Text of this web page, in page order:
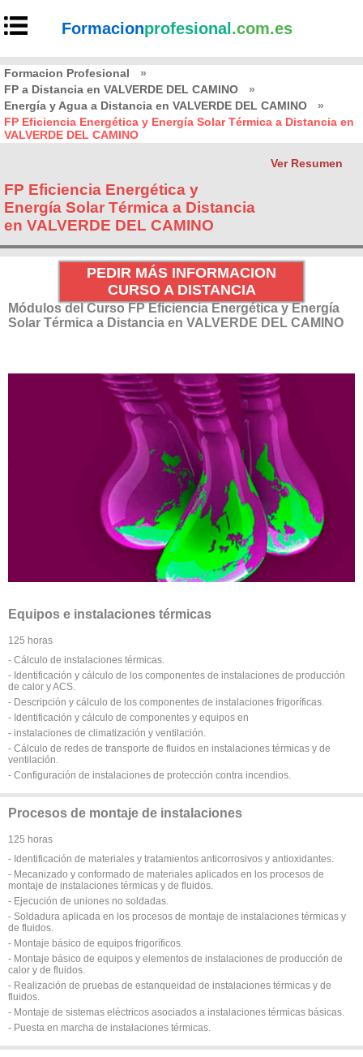
Formacionprofesional .com.es
Formacion Profesional
»
FP a Distancia en VALVERDE DEL CAMINO
»
Energía y Agua a Distancia en VALVERDE DEL CAMINO
»
FP Eficiencia Energética y Energía Solar Térmica a Distancia en
VALVERDE DEL CAMINO
Ver Resumen
FP Eficiencia Energética y
Energía Solar Térmica a Distancia
en VALVERDE DEL CAMINO
PEDIR MÁS INFORMACION
CURSO A DISTANCIA
Módulos del Curso FP Eficiencia Energética y Energía
Solar Térmica a Distancia en VALVERDE DEL CAMINO
Equipos e instalaciones térmicas
125 horas
- Cálculo de instalaciones térmicas.
- Identificación y cálculo de los componentes de instalaciones de producción
de calor y ACS.
- Descripción y cálculo de los componentes de instalaciones frigoríficas.
- Identificación y cálculo de componentes y equipos en
- instalaciones de climatización y ventilación.
- Cálculo de redes de transporte de fluidos en instalaciones térmicas y de
ventilación.
- Configuración de instalaciones de protección contra incendios.
Procesos de montaje de instalaciones
125 horas
- Identificación de materiales y tratamientos anticorrosivos y antioxidantes.
- Mecanizado y conformado de materiales aplicados en los procesos de
montaje de instalaciones térmicas y de fluidos.
- Ejecución de uniones no soldadas.
- Soldadura aplicada en los procesos de montaje de instalaciones térmicas y
de fluidos.
- Montaje básico de equipos frigoríficos.
- Montaje básico de equipos y elementos de instalaciones de producción de
calor y de fluidos.
- Realización de pruebas de estanqueidad de instalaciones térmicas y de
fluidos.
- Montaje de sistemas eléctricos asociados a instalaciones térmicas básicas.
- Puesta en marcha de instalaciones térmicas.